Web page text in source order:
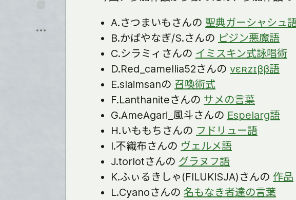
ぶ
A.さつまいもさんの 聖典ガーシャシュ
B.かばやなぎ/S.さんの ピジン悪魔語
C.シラミィさんの イミスキン式詠唱術
D.Red_camellia52さんの vɛʀzɪββ語
E.slaimsanの 召喚術式
F.Lanthaniteさんの サメの言葉
G.AmeAgari_風斗さんの Espelarg語
H.いももちさんの フドリュー語
I.不織布さんの ヴェルメ語
J.torlotさんの グラヌフ語
K.ふぃるきしゃ(FILUKISJA)さんの 作品
L.Cyanoさんの 名もなき者達の言葉